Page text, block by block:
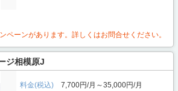
ペーンがあります。詳しくはお問合せください。
ジ相模原J
料金(税込)
7,700円/月～35,000円/月